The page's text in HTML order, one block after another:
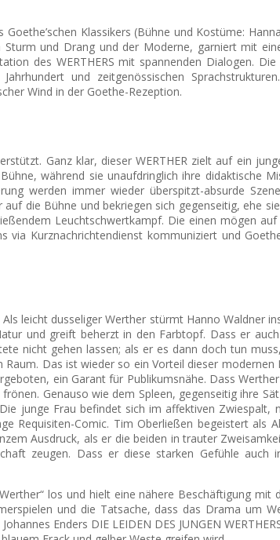
Klassikers (Bühne und Kostüme:
und Drang und der Moderne, garniert mit
des WERTHERS mit spannenden Dialogen.
und zeitgenössischen
Wind in der Goethe-Rezeption.
Ganz klar, dieser WERTHER zielt auf ein
während sie unaufdringlich ihre didaktische
werden immer wieder überspitzt-absurde
die Bühne und bekriegen sich gegenseitig, ehe
Leuchtschwertkampf. Die einen mögen
Kurznachrichtendienst kommuniziert und
leicht dusseliger Werther stürmt Hanno Waldner
und greift beherzt in den Farbtopf. Dass er
nicht gehen lassen; als er es dann doch tun
Das ist wieder so ein Vorteil dieser
ein Garant für Publikumsnähe. Dass
Genauso wie dem Spleen, gegenseitig ihre
Die junge Frau befindet sich im affektiven Zwiespalt,
Requisiten-Comic. Tim Oberließen begeistert
Ausdruck, als er die beiden in trauter
zeugen. Dass er diese starken Gefühle
los und hielt eine nähere Beschäftigung
und die Tatsache, dass das Drama um
Enders DIE LEIDEN DES JUNGEN